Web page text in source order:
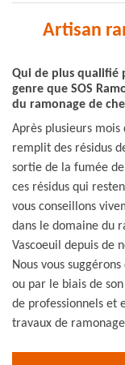
Artisan
Qui de plus qualifié
genre que SOS
du ramonage de
Après plusieurs
remplit des résidus
sortie de la fumée
ces résidus qui
vous conseillons
dans le domaine du
Vascoeuil depuis de
Nous vous
ou par le biais de
de professionnels et
travaux de